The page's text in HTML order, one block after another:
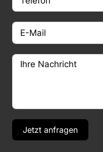
Jetzt anfragen